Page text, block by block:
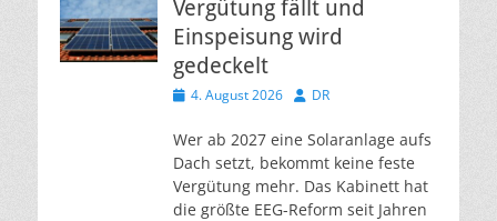
Vergütung fällt und
Einspeisung wird
gedeckelt
Veröffentlicht
4. August 2026 Autor
DR
Wer ab 2027 eine Solaranlage aufs
Dach setzt, bekommt keine feste
Vergütung mehr. Das Kabinett hat
die größte EEG-Reform seit Jahren